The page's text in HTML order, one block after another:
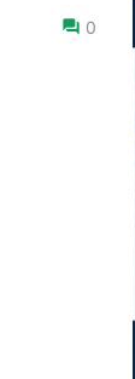
0